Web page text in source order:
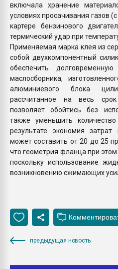
включала хранение
условиях просачивания газов
картере бензинового
термический удар при
Применяемая марка клея из
собой двухкомпонентный
обеспечить
маслосборника,
алюминиевого блока
рассчитанное на весь срок
позволяет обойтись без
также уменьшить
результате экономия
может составить от 20 до 25
что геометрия фланца при
поскольку использование
возникновению сжимающих
предыдущая новость